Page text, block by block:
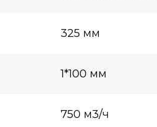
325 мм
1*100 мм
750 м3/ч